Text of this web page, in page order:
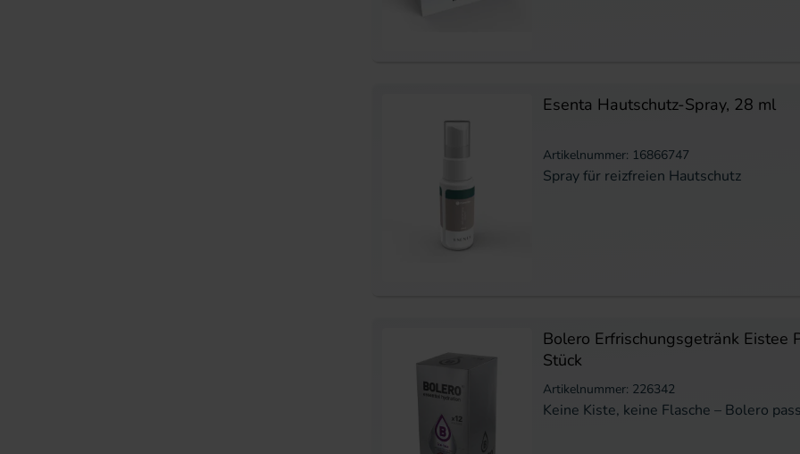
Esenta Hautschutz-Spray, 28 ml
Artikelnummer: 16866747
Spray für reizfreien Hautschutz
Bolero Erfrischungsgetränk Eistee
Stück
Artikelnummer: 226342
Keine Kiste, keine Flasche – Bolero